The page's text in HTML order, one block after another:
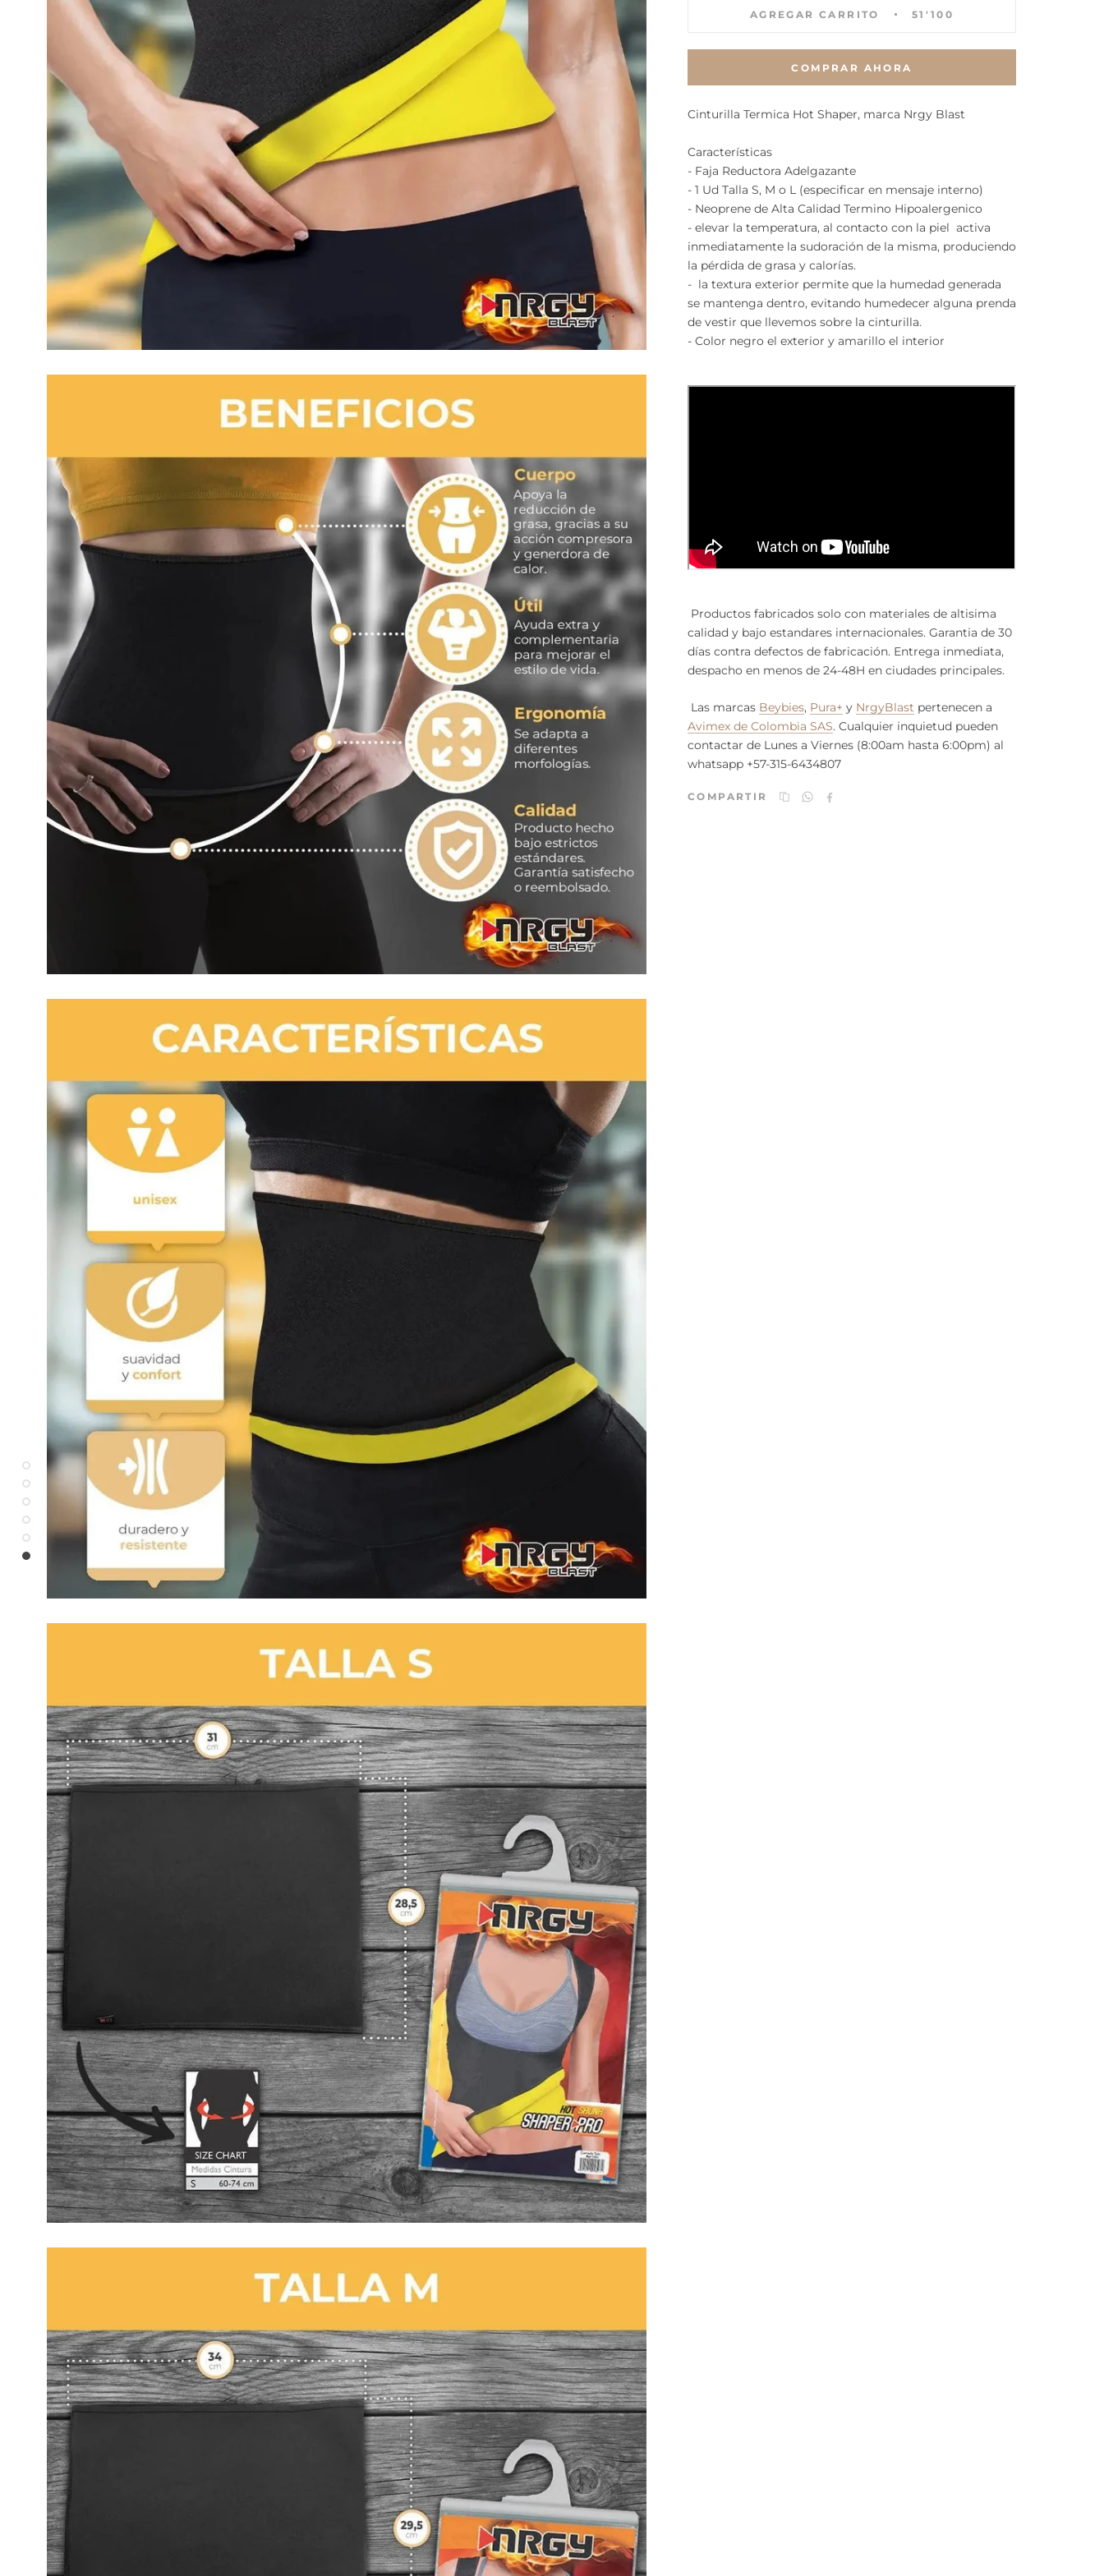
AGREGAR CARRITO 51'100
COMPRAR AHORA
Cinturilla Termica Hot Shaper, marca Nrgy Blast
Características
- Faja Reductora Adelgazante
- 1 Ud Talla S, M o L (especificar en mensaje interno)
- Neoprene de Alta Calidad Termino Hipoalergenico
- elevar la temperatura, al contacto con la piel activa
inmediatamente la sudoración de la misma, produciendo
la pérdida de grasa y calorías.
- la textura exterior permite que la humedad generada
se mantenga dentro, evitando humedecer alguna prenda
de vestir que llevemos sobre la cinturilla.
- Color negro el exterior y amarillo el interior
Productos fabricados solo con materiales de altisima
calidad y bajo estandares internacionales. Garantia de 30
días contra defectos de fabricación. Entrega inmediata,
despacho en menos de 24-48H en ciudades principales.
Las marcas Beybies, Pura+ y NrgyBlast pertenecen a
Avimex de Colombia SAS. Cualquier inquietud pueden
contactar de Lunes a Viernes (8:00am hasta 6:00pm) al
whatsapp +57-315-6434807
COMPARTIR